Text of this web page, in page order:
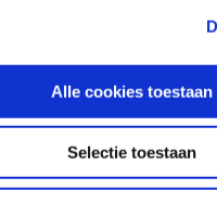
Alle cookies toestaan
Selectie toestaan